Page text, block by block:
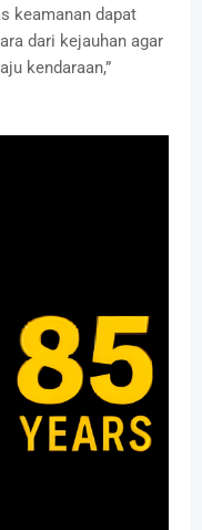
keamanan dapat
dari kejauhan agar
kendaraan,”